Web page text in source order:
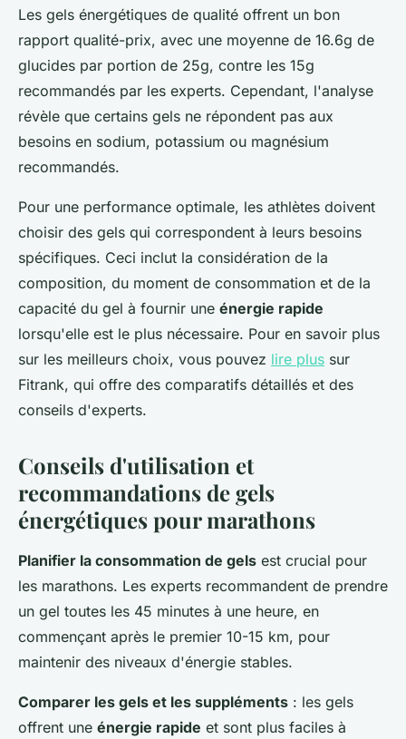
Les gels énergétiques de qualité offrent un bon
rapport qualité-prix, avec une moyenne de 16.6g de
glucides par portion de 25g, contre les 15g
recommandés par les experts. Cependant, l'analyse
révèle que certains gels ne répondent pas aux
besoins en sodium, potassium ou magnésium
recommandés.
Pour une performance optimale, les athlètes doivent
choisir des gels qui correspondent à leurs besoins
spécifiques. Ceci inclut la considération de la
composition, du moment de consommation et de la
capacité du gel à fournir une énergie rapide
lorsqu'elle est le plus nécessaire. Pour en savoir plus
sur les meilleurs choix, vous pouvez lire plus sur
Fitrank, qui offre des comparatifs détaillés et des
conseils d'experts.
Conseils d'utilisation et
recommandations de gels
énergétiques pour marathons
Planifier la consommation de gels est crucial pour
les marathons. Les experts recommandent de prendre
un gel toutes les 45 minutes à une heure, en
commençant après le premier 10-15 km, pour
maintenir des niveaux d'énergie stables.
Comparer les gels et les suppléments : les gels
offrent une énergie rapide et sont plus faciles à